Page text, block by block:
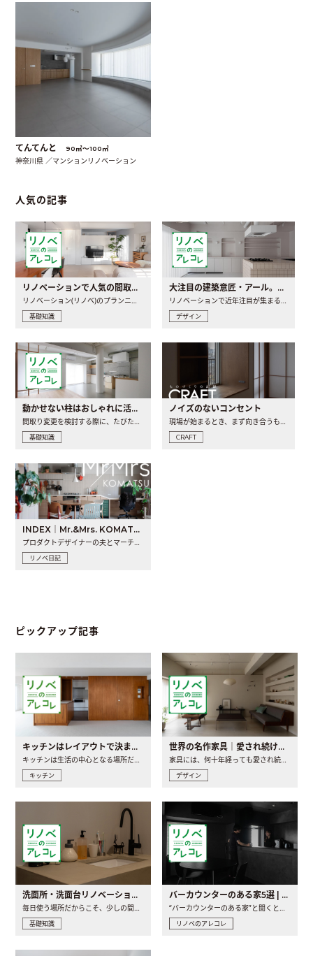
てんてんと 90㎡〜100㎡
神奈川県 ／マンションリノベーション
人気の記事
リノベーションで人気の間取りとは？トレンドの間取りと実例を徹底解説
リノベーション(リノベ)のプランニングで一番最初に決めるのは..
基礎知識
大注目の建築意匠・アール。人気の理由と空間に取り入れるポイント
リノベーションで近年注目が集まる建築意匠の一つであるアール..
デザイン
動かせない柱はおしゃれに活用！柱を魅せるリノベーション(リノベ)4選
間取り変更を検討する際に、たびたび皆さんの頭を悩ませる動か..
基礎知識
ノイズのないコンセント
現場が始まるとき、まず向き合うものの一つがコンセントです..
CRAFT
INDEX｜Mr.&Mrs. KOMATSU renovation diary
プロダクトデザイナーの夫とマーチャンダイザーの妻が、夫婦で..
リノベ日記
ピックアップ記事
キッチンはレイアウトで決まる。後悔しないための考え方と選び方
キッチンは生活の中心となる場所だからこそ、家の中のどこに置..
キッチン
世界の名作家具｜愛され続ける理由と一生モノとの出会い方
家具には、何十年経っても愛され続ける「名作」と呼ばれるもの..
デザイン
洗面所・洗面台リノベーションの事例と間取りアイデア
毎日使う場所だからこそ、少しの間取りの工夫や素材の選び方で..
基礎知識
バーカウンターのある家5選 | 日常に馴染む“距離の近い”キッチンとは
“バーカウンターのある家”と聞くと、少し特別な、大人のための..
リノベのアレコレ